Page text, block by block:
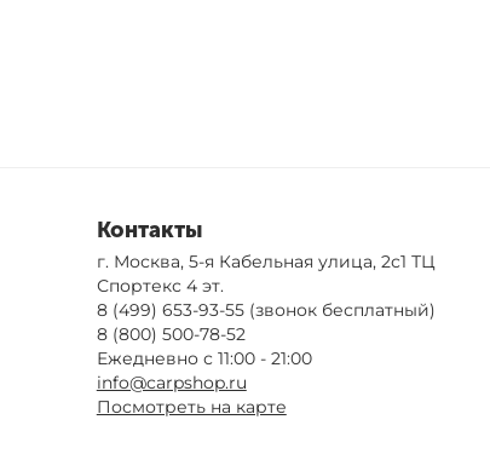
Контакты
г. Москва, 5-я Кабельная улица, 2с1 ТЦ
Спортекс 4 эт.
8 (499) 653-93-55(звонок бесплатный)
8 (800) 500-78-52
Ежедневно с 11:00 - 21:00
info@carpshop.ru
Посмотреть на карте